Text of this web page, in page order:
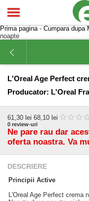
Prima pagina- Cumpara dupa
noapte
L'Oreal Age Perfect
Producator: L'Oreal
61,30 lei 68,10 lei
0 review-uri
Ne pare rau dar
oferta noastra. Va
DESCRIERE
Principii Active
L'Oreal Age Perfect crema